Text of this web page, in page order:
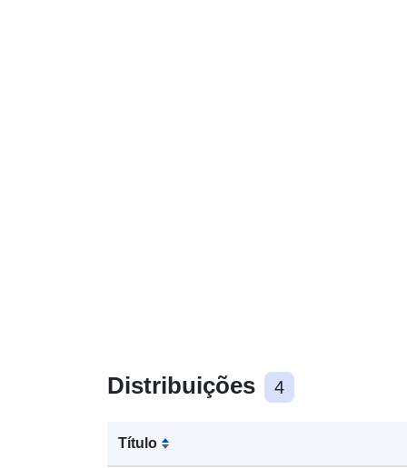
Distribuições 4
Título